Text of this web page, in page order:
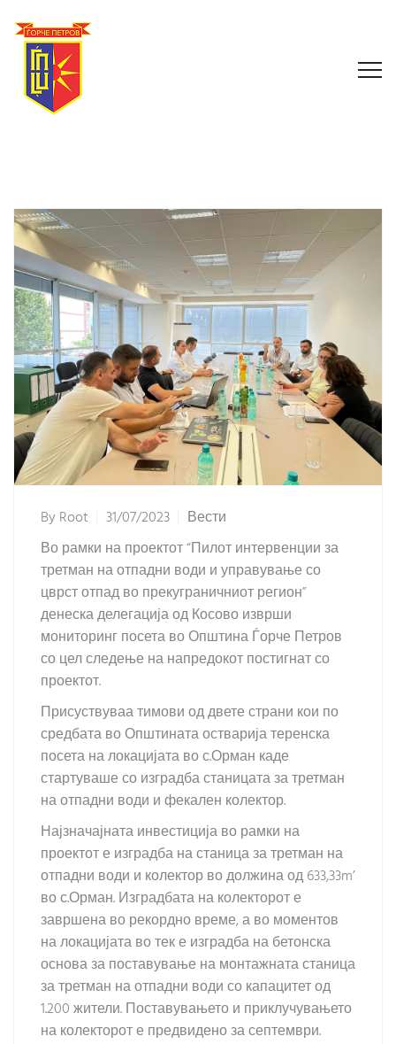
ByRoot 31/07/2023
Вести
Во рамки на проектот “Пилот интервенции за
третман на отпадни води и управување со
цврст отпад во прекуграничниот регион”
денеска делегација од Косово изврши
мониторинг посета во Општина Ѓорче Петров
со цел следење на напредокот постигнат со
проектот.
Присуствуваа тимови од двете страни кои по
средбата во Општината остварија теренска
посета на локацијата во с.Орман каде
стартуваше со изградба станицата за третман
на отпадни води и фекален колектор.
Најзначајната инвестиција во рамки на
проектот е изградба на станица за третман на
отпадни води и колектор во должина од 633,33m’
во с.Орман. Изградбата на колекторот е
завршена во рекордно време, а во моментов
на локацијата во тек е изградба на бетонска
основа за поставување на монтажната станица
за третман на отпадни води со капацитет од
1.200 жители. Поставувањето и приклучувањето
на колекторот е предвидено за септември.